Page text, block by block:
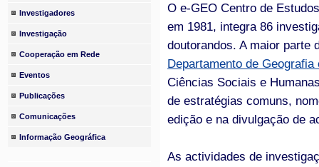
O e-GEO Centro de
em 1981, integra 86
doutorandos. A maior parte
Departamento de
Ciências Sociais e
de estratégias comuns,
edição e na divulgação de
As actividades de
Investigadores
Investigação
Cooperação em Rede
Eventos
Publicações
Comunicações
Informação Geográfica